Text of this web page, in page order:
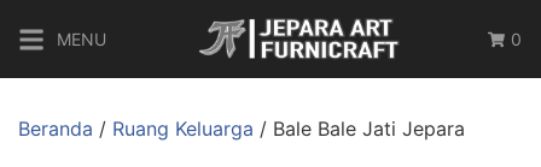
MENU 0
Beranda / Ruang Keluarga / Bale Bale Jati Jepara